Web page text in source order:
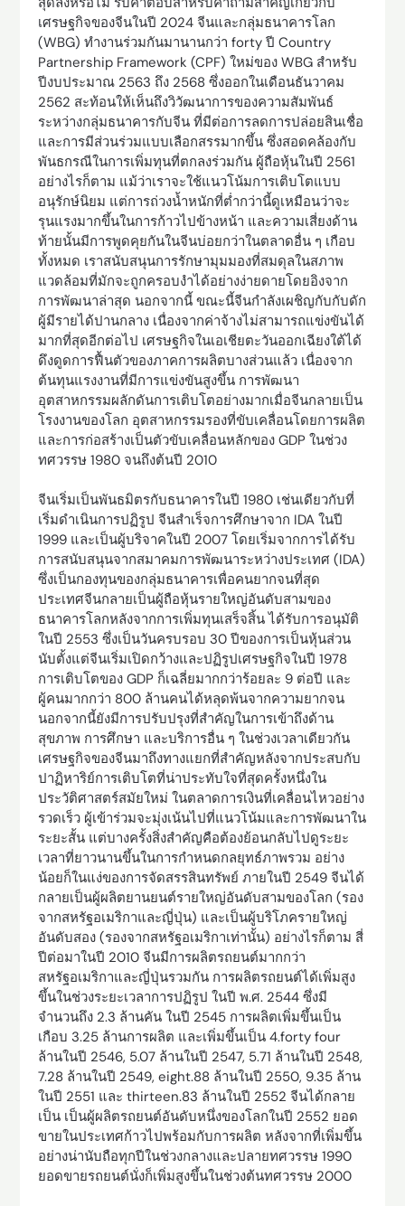
เศรษฐกิจของจีนในปี 2024 จีนและกลุ่มธนาคารโลก
(WBG) ทำงานร่วมกันมานานกว่า forty ปี Country
Partnership Framework (CPF) ใหม่ของ WBG สำหรับ
ปีงบประมาณ 2563 ถึง 2568 ซึ่งออกในเดือนธันวาคม
2562 สะท้อนให้เห็นถึงวิวัฒนาการของความสัมพันธ์
ระหว่างกลุ่มธนาคารกับจีน ที่มีต่อการลดการปล่อยสินเชื่อ
และการมีส่วนร่วมแบบเลือกสรรมากขึ้น ซึ่งสอดคล้องกับ
พันธกรณีในการเพิ่มทุนที่ตกลงร่วมกัน ผู้ถือหุ้นในปี 2561
อย่างไรก็ตาม แม้ว่าเราจะใช้แนวโน้มการเติบโตแบบ
อนุรักษ์นิยม แต่การถ่วงน้ำหนักที่ต่ำกว่านี้ดูเหมือนว่าจะ
รุนแรงมากขึ้นในการก้าวไปข้างหน้า และความเสี่ยงด้าน
ท้ายนั้นมีการพูดคุยกันในจีนบ่อยกว่าในตลาดอื่น ๆ เกือบ
ทั้งหมด เราสนับสนุนการรักษามุมมองที่สมดุลในสภาพ
แวดล้อมที่มักจะถูกครอบงำได้อย่างง่ายดายโดยอิงจาก
การพัฒนาล่าสุด นอกจากนี้ ขณะนี้จีนกำลังเผชิญกับกับดัก
ผู้มีรายได้ปานกลาง เนื่องจากค่าจ้างไม่สามารถแข่งขันได้
มากที่สุดอีกต่อไป เศรษฐกิจในเอเชียตะวันออกเฉียงใต้ได้
ดึงดูดการฟื้นตัวของภาคการผลิตบางส่วนแล้ว เนื่องจาก
ต้นทุนแรงงานที่มีการแข่งขันสูงขึ้น การพัฒนา
อุตสาหกรรมผลักดันการเติบโตอย่างมากเมื่อจีนกลายเป็น
โรงงานของโลก อุตสาหกรรมรองที่ขับเคลื่อนโดยการผลิต
และการก่อสร้างเป็นตัวขับเคลื่อนหลักของ GDP ในช่วง
ทศวรรษ 1980 จนถึงต้นปี 2010
จีนเริ่มเป็นพันธมิตรกับธนาคารในปี 1980 เช่นเดียวกับที่
เริ่มดำเนินการปฏิรูป จีนสำเร็จการศึกษาจาก IDA ในปี
1999 และเป็นผู้บริจาคในปี 2007 โดยเริ่มจากการได้รับ
การสนับสนุนจากสมาคมการพัฒนาระหว่างประเทศ (IDA)
ซึ่งเป็นกองทุนของกลุ่มธนาคารเพื่อคนยากจนที่สุด
ประเทศจีนกลายเป็นผู้ถือหุ้นรายใหญ่อันดับสามของ
ธนาคารโลกหลังจากการเพิ่มทุนเสร็จสิ้น ได้รับการอนุมัติ
ในปี 2553 ซึ่งเป็นวันครบรอบ 30 ปีของการเป็นหุ้นส่วน
นับตั้งแต่จีนเริ่มเปิดกว้างและปฏิรูปเศรษฐกิจในปี 1978
การเติบโตของ GDP ก็เฉลี่ยมากกว่าร้อยละ 9 ต่อปี และ
ผู้คนมากกว่า 800 ล้านคนได้หลุดพ้นจากความยากจน
นอกจากนี้ยังมีการปรับปรุงที่สำคัญในการเข้าถึงด้าน
สุขภาพ การศึกษา และบริการอื่น ๆ ในช่วงเวลาเดียวกัน
เศรษฐกิจของจีนมาถึงทางแยกที่สำคัญหลังจากประสบกับ
ปาฏิหาริย์การเติบโตที่น่าประทับใจที่สุดครั้งหนึ่งใน
ประวัติศาสตร์สมัยใหม่ ในตลาดการเงินที่เคลื่อนไหวอย่าง
รวดเร็ว ผู้เข้าร่วมจะมุ่งเน้นไปที่แนวโน้มและการพัฒนาใน
ระยะสั้น แต่บางครั้งสิ่งสำคัญคือต้องย้อนกลับไปดูระยะ
เวลาที่ยาวนานขึ้นในการกำหนดกลยุทธ์ภาพรวม อย่าง
น้อยก็ในแง่ของการจัดสรรสินทรัพย์ ภายในปี 2549 จีนได้
กลายเป็นผู้ผลิตยานยนต์รายใหญ่อันดับสามของโลก (รอง
จากสหรัฐอเมริกาและญี่ปุ่น) และเป็นผู้บริโภครายใหญ่
อันดับสอง (รองจากสหรัฐอเมริกาเท่านั้น) อย่างไรก็ตาม สี่
ปีต่อมาในปี 2010 จีนมีการผลิตรถยนต์มากกว่า
สหรัฐอเมริกาและญี่ปุ่นรวมกัน การผลิตรถยนต์ได้เพิ่มสูง
ขึ้นในช่วงระยะเวลาการปฏิรูป ในปี พ.ศ. 2544 ซึ่งมี
จำนวนถึง 2.3 ล้านคัน ในปี 2545 การผลิตเพิ่มขึ้นเป็น
เกือบ 3.25 ล้านการผลิต และเพิ่มขึ้นเป็น 4.forty four
ล้านในปี 2546, 5.07 ล้านในปี 2547, 5.71 ล้านในปี 2548,
7.28 ล้านในปี 2549, eight.88 ล้านในปี 2550, 9.35 ล้าน
ในปี 2551 และ thirteen.83 ล้านในปี 2552 จีนได้กลาย
เป็น เป็นผู้ผลิตรถยนต์อันดับหนึ่งของโลกในปี 2552 ยอด
ขายในประเทศก้าวไปพร้อมกับการผลิต หลังจากที่เพิ่มขึ้น
อย่างน่านับถือทุกปีในช่วงกลางและปลายทศวรรษ 1990
ยอดขายรถยนต์นั่งก็เพิ่มสูงขึ้นในช่วงต้นทศวรรษ 2000